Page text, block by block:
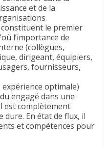
et de la
le premier
l’importance de
(collègues,
dirigeant, équipiers,
fournisseurs,
expérience optimale)
engagé dans une
est complètement
dure. En état de flux, il
et compétences pour